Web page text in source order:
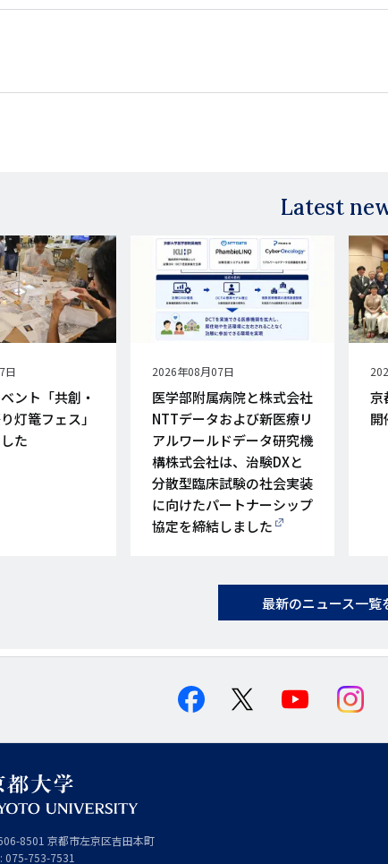
Latest
日
ント「共創・
灯篭フェス」
た
公
開
日
2026年08月07日
医学部附属病院と株式会社
NTTデータおよび新医療リ
アルワールドデータ研究機
構株式会社は、治験DXと
分散型臨床試験の社会実装
に向けたパートナーシップ
協定を締結しました
公
開
日
京
開
最新のニュース一覧
8501 京
都
京都市左京区吉田本町
075-753-7531